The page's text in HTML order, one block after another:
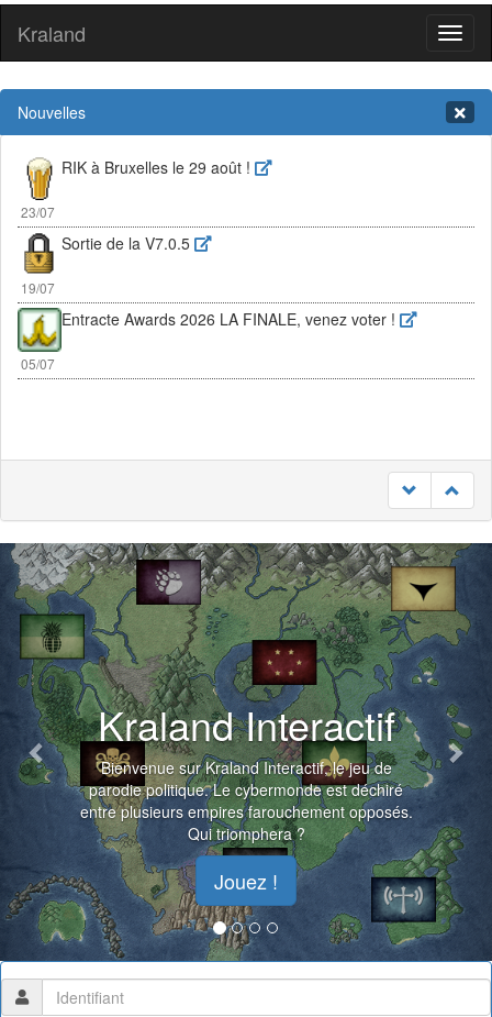
Kraland
Nouvelles
23/07
RIK à Bruxelles le 29 août !
19/07
Sortie de la V7.0.5
05/07
Entracte Awards 2026 LA FINALE, venez voter !
Kraland Interactif
Bienvenue sur Kraland Interactif, le jeu de
parodie politique. Le cybermonde est déchiré
entre plusieurs empires farouchement opposés.
Qui triomphera ?
Jouez !
Previous